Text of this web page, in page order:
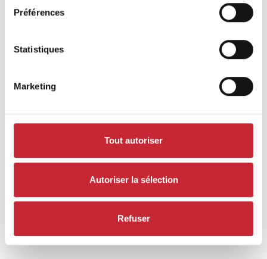
Préférences
Statistiques
Marketing
Tout autoriser
Autoriser la sélection
Refuser
Produits similaires